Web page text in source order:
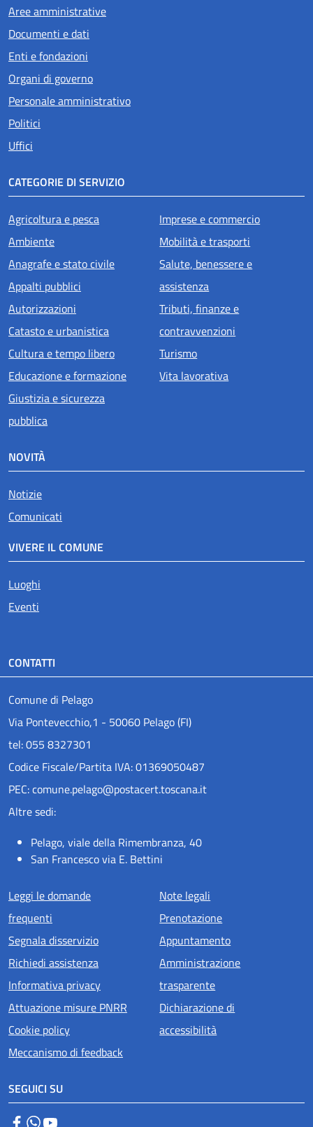
Aree amministrative
Documenti e dati
Enti e fondazioni
Organi di governo
Personale amministrativo
Politici
Uffici
CATEGORIE DI SERVIZIO
Agricoltura e pesca
Ambiente
Anagrafe e stato civile
Appalti pubblici
Autorizzazioni
Catasto e urbanistica
Cultura e tempo libero
Educazione e formazione
Giustizia e sicurezza
pubblica
Imprese e commercio
Mobilità e trasporti
Salute, benessere e
assistenza
Tributi, finanze e
contravvenzioni
Turismo
Vita lavorativa
NOVITÀ
Notizie
Comunicati
VIVERE IL COMUNE
Luoghi
Eventi
CONTATTI
Comune di Pelago
Via Pontevecchio,1 - 50060 Pelago (FI)
tel: 055 8327301
Codice Fiscale/Partita IVA: 01369050487
PEC: comune.pelago@postacert.toscana.it
Altre sedi:
Pelago, viale della Rimembranza, 40
San Francesco via E. Bettini
Menu piè di pagina
Leggi le domande
frequenti
Segnala disservizio
Richiedi assistenza
Informativa privacy
Attuazione misure PNRR
Cookie policy
Meccanismo di feedback
Note legali
Prenotazione
Appuntamento
Amministrazione
trasparente
Dichiarazione di
accessibilità
SEGUICI SU
FacebookWhatsApp